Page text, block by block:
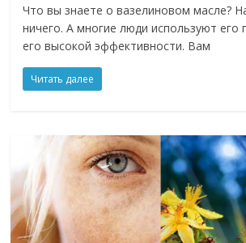
Что вы знаете о вазелиновом масле?
ничего. А многие люди используют его
его высокой эффективности. Вам
Читать далее